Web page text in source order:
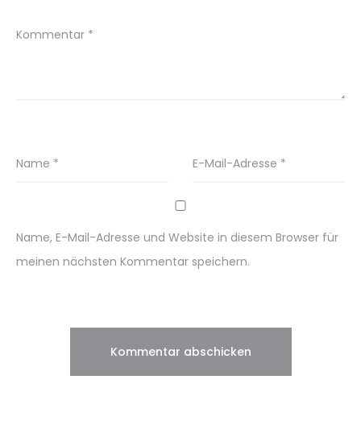
Kommentar *
Name * E-Mail-Adresse *
Name, E-Mail-Adresse und Website in diesem Browser für
meinen nächsten Kommentar speichern.